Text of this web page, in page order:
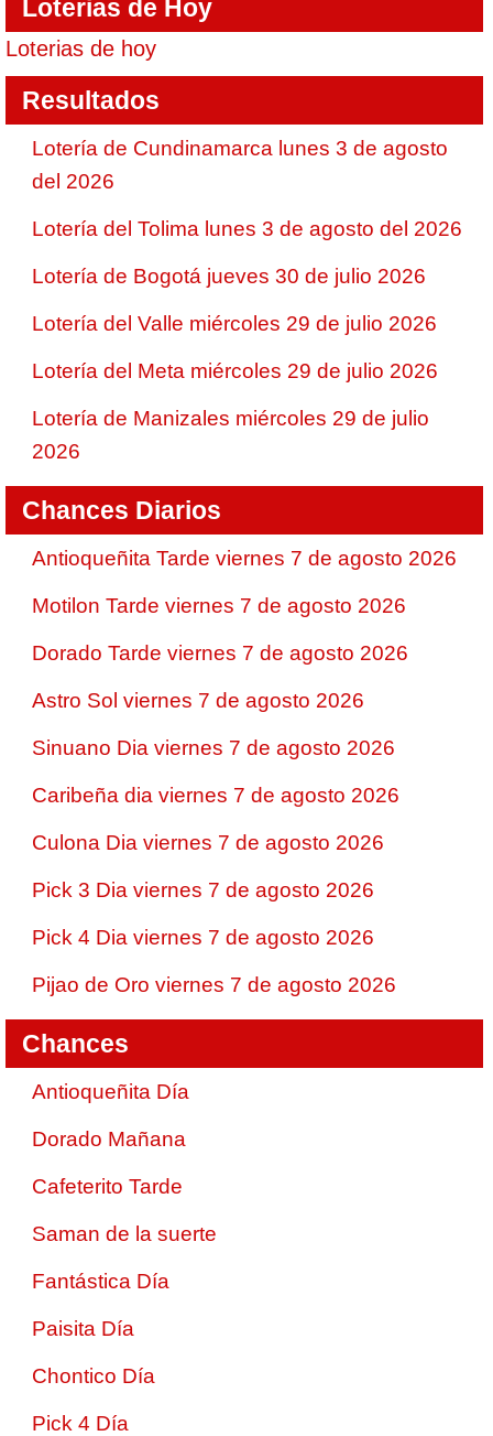
Loterias de Hoy
Loterias de hoy
Resultados
Lotería de Cundinamarca lunes 3 de agosto
del 2026
Lotería del Tolima lunes 3 de agosto del 2026
Lotería de Bogotá jueves 30 de julio 2026
Lotería del Valle miércoles 29 de julio 2026
Lotería del Meta miércoles 29 de julio 2026
Lotería de Manizales miércoles 29 de julio
2026
Chances Diarios
Antioqueñita Tarde viernes 7 de agosto 2026
Motilon Tarde viernes 7 de agosto 2026
Dorado Tarde viernes 7 de agosto 2026
Astro Sol viernes 7 de agosto 2026
Sinuano Dia viernes 7 de agosto 2026
Caribeña dia viernes 7 de agosto 2026
Culona Dia viernes 7 de agosto 2026
Pick 3 Dia viernes 7 de agosto 2026
Pick 4 Dia viernes 7 de agosto 2026
Pijao de Oro viernes 7 de agosto 2026
Chances
Antioqueñita Día
Dorado Mañana
Cafeterito Tarde
Saman de la suerte
Fantástica Día
Paisita Día
Chontico Día
Pick 4 Día